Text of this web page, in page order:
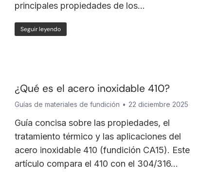
principales propiedades de los...
Seguir leyendo
¿Qué es el acero inoxidable 410?
Guías de materiales de fundición 22 diciembre 2025
Guía concisa sobre las propiedades, el
tratamiento térmico y las aplicaciones del
acero inoxidable 410 (fundición CA15). Este
artículo compara el 410 con el 304/316...